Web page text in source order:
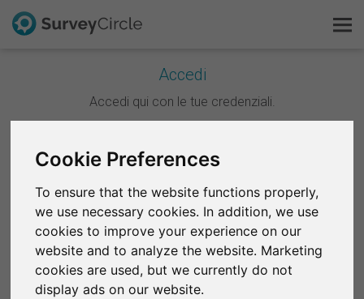
Cookie Preferences
To ensure that the website functions properly,
we use necessary cookies. In addition, we use
cookies to improve your experience on our
website and to analyze the website. Marketing
cookies are used, but we currently do not
display ads on our website.
Accedi
Accedi qui con le tue credenziali.
Continua con Google
Continua con Facebook
OPPURE
E-mail*
Questo è SurveyCircle
FAQ
Registrati gratis